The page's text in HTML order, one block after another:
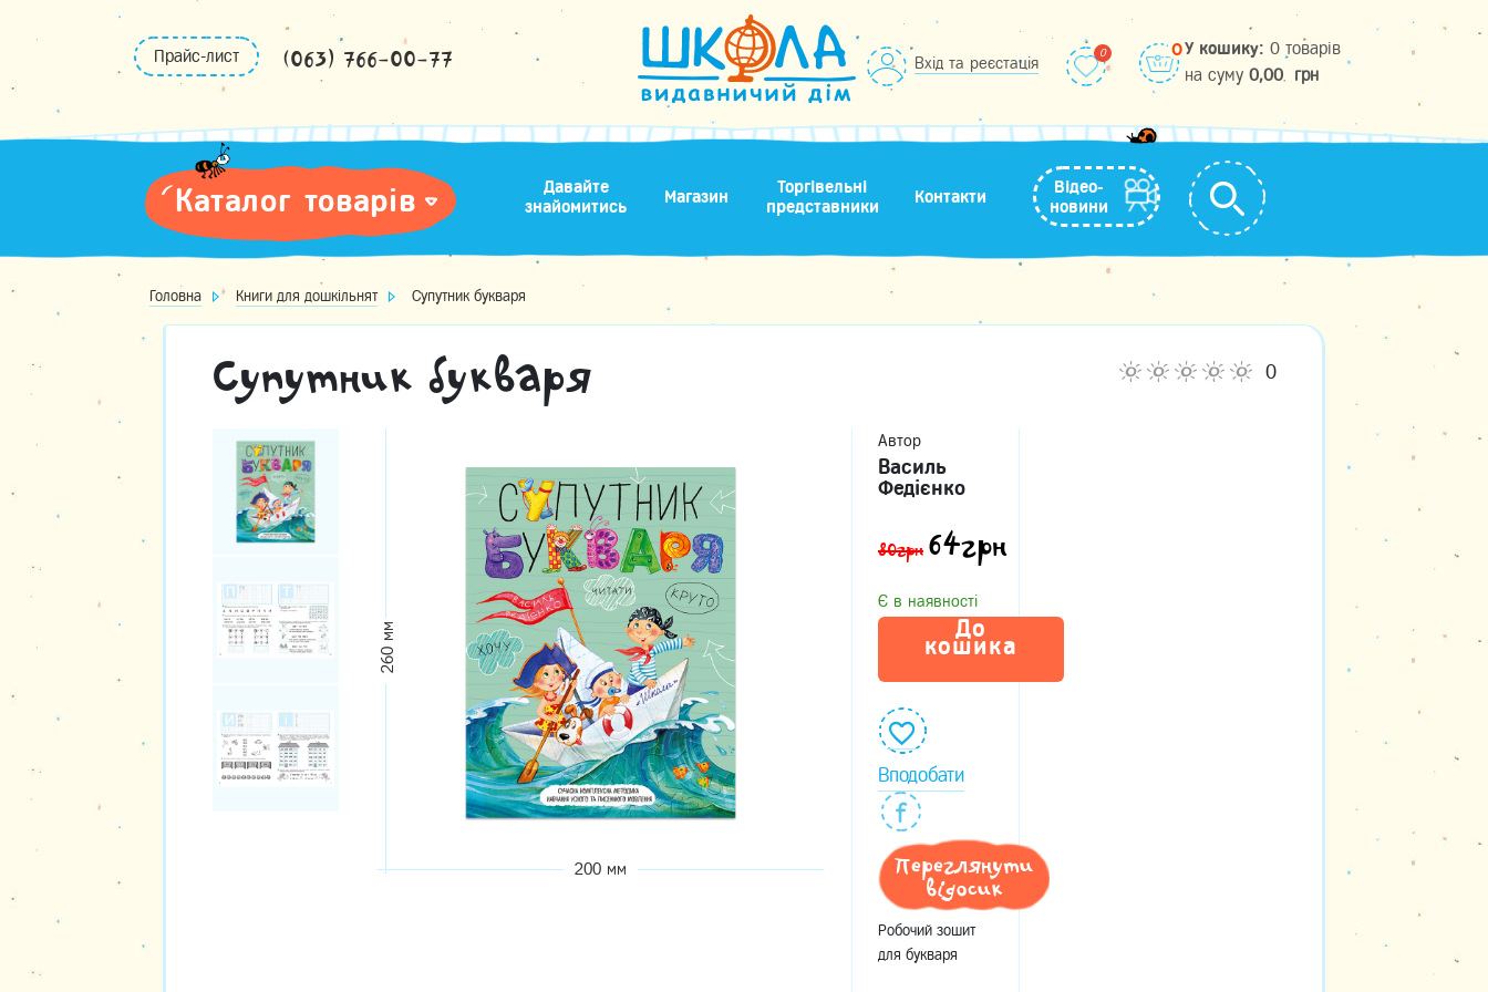
Прайс-лист (063) 766-00-77 Вхід та реєстація
0У кошику: 0 товарів
на cуму 0,00 грн
Каталог товарів
Давайте
знайомитись
Магазин
Торгівельні
представники
Контакти
Відео-
новини
Головна Книги для дошкільнят Супутник букваря
Супутник букваря 0
260 мм
200 мм
Автор
Василь
Федієнко
80грн 64грн
Є в наявності
До
кошика
Вподобати
Переглянути
відосик
Робочий зошит
для букваря